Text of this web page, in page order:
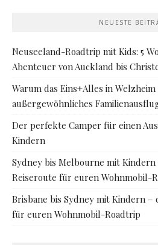
NEUESTE
Neuseeland-Roadtrip mit Kids: 5
Abenteuer von Auckland bis
Warum das Eins+Alles in
außergewöhnliches
Der perfekte Camper für einen
Kindern
Sydney bis Melbourne mit
Reiseroute für euren Wohnmobil-
Brisbane bis Sydney mit Kindern –
für euren Wohnmobil-Roadtrip